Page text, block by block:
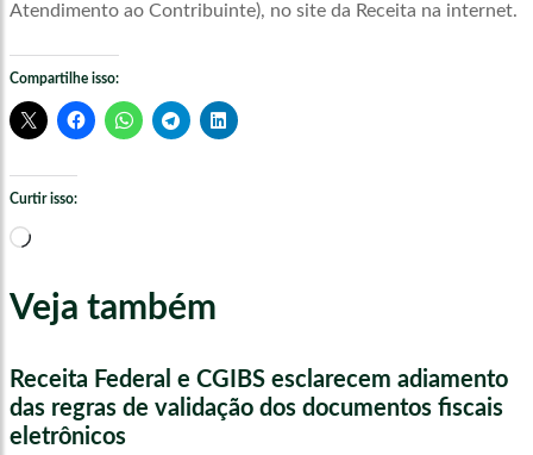
Atendimento ao Contribuinte), no site da Receita na internet.
Compartilhe isso:
Curtir isso:
Carregando...
Veja também
Receita Federal e CGIBS esclarecem adiamento
das regras de validação dos documentos fiscais
eletrônicos